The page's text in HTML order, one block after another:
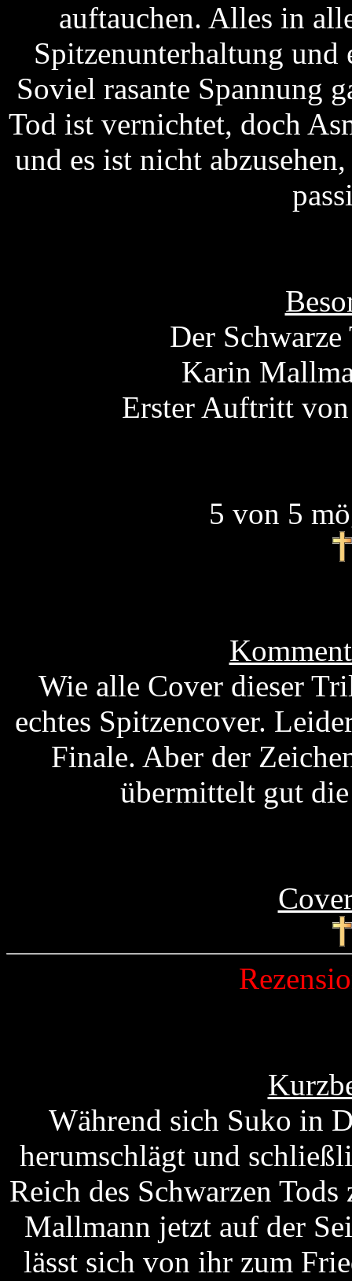
auftauchen. Alles in
Spitzenunterhaltung
Soviel rasante Spannung
Tod ist vernichtet, doch
und es ist nicht
Der
Karin
Erster Auftritt von
5 von 5
Wie alle Cover dieser
echtes Spitzencover.
Finale. Aber der
übermittelt gut
Während sich Suko in
herumschlägt und
Reich des Schwarzen
Mallmann jetzt auf der
lässt sich von ihr zum